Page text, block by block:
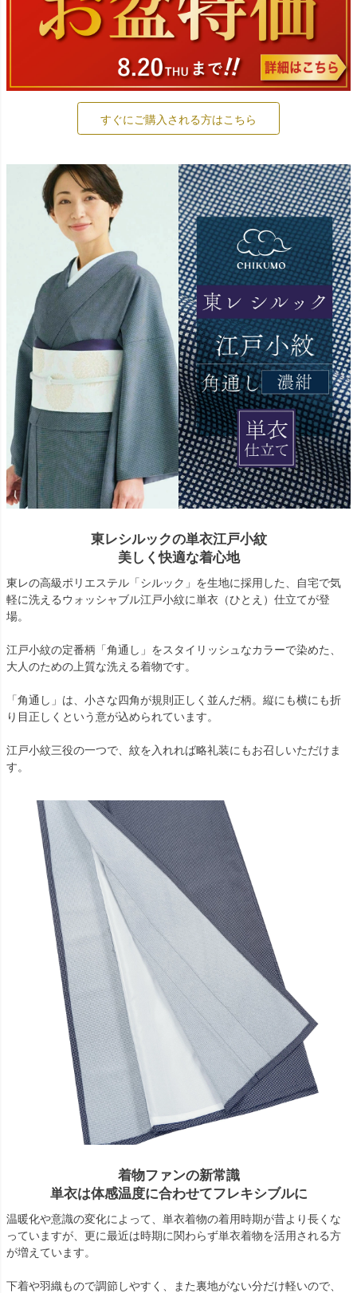
すぐにご購入される方はこちら
東レシルックの単衣江戸小紋
美しく快適な着心地
東レの高級ポリエステル「シルック」を生地に採用した、自宅で気
軽に洗えるウォッシャブル江戸小紋に単衣（ひとえ）仕立てが登
場。
江戸小紋の定番柄「角通し」をスタイリッシュなカラーで染めた、
大人のための上質な洗える着物です。
「角通し」は、小さな四角が規則正しく並んだ柄。縦にも横にも折
り目正しくという意が込められています。
江戸小紋三役の一つで、紋を入れれば略礼装にもお召しいただけま
す。
着物ファンの新常識
単衣は体感温度に合わせてフレキシブルに
温暖化や意識の変化によって、単衣着物の着用時期が昔より長くな
っていますが、更に最近は時期に関わらず単衣着物を活用される方
が増えています。
下着や羽織もので調節しやすく、また裏地がない分だけ軽いので、